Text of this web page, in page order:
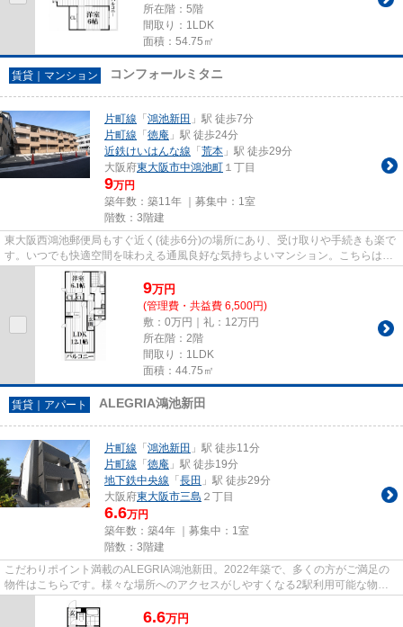
所在階：5階
間取り：1LDK
面積：54.75㎡
賃貸｜マンション コンフォールミタニ
片町線 「 鴻池新田 」駅 徒歩7分
片町線 「 徳庵 」駅 徒歩24分
近鉄けいはんな線 「 荒本 」駅 徒歩29分
大阪府東大阪市中鴻池町 １丁目
9万円
築年数：築11年 ｜募集中： 1室
階数：3階建
東大阪西鴻池郵便局もすぐ近く(徒歩6分)の場所にあり、受け取りや手続きも楽で
す。いつでも快適空間を味わえる通風良好な気持ちよいマンション。こちらはマ
ンションタイプになります。...
9万円
(管理費・共益費 6,500円)
敷：0万円｜礼：12万円
所在階：2階
間取り：1LDK
面積：44.75㎡
賃貸｜アパート ALEGRIA鴻池新田
片町線 「 鴻池新田 」駅 徒歩11分
片町線 「 徳庵 」駅 徒歩19分
地下鉄中央線 「 長田 」駅 徒歩29分
大阪府東大阪市三島 ２丁目
6.6万円
築年数：築4年 ｜募集中： 1室
階数：3階建
こだわりポイント満載のALEGRIA鴻池新田。2022年築で、多くの方がご満足の
物件はこちらです。様々な場所へのアクセスがしやすくなる2駅利用可能な物件
です。新しいのでこだわりの多い...
6.6万円